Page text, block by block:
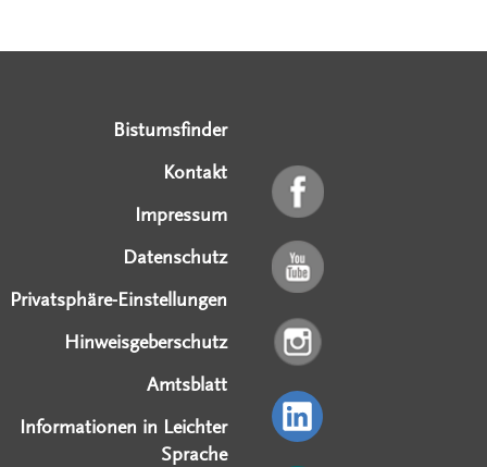
Bistumsfinder
Kontakt
Impressum
Datenschutz
Privatsphäre-Einstellungen
Hinweisgeberschutz
Amtsblatt
Informationen in Leichter
Sprache